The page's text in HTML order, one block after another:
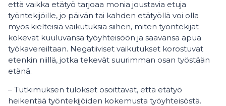
että vaikka etätyö tarjoaa monia joustavia etuja
työntekijöille, jo päivän tai kahden etätyöllä voi olla
myös kielteisiä vaikutuksia siihen, miten työntekijät
kokevat kuuluvansa työyhteisöön ja saavansa apua
työkavereiltaan. Negatiiviset vaikutukset korostuvat
etenkin niillä, jotka tekevät suurimman osan työstään
etänä.
– Tutkimuksen tulokset osoittavat, että etätyö
heikentää työntekijöiden kokemusta työyhteisöstä.